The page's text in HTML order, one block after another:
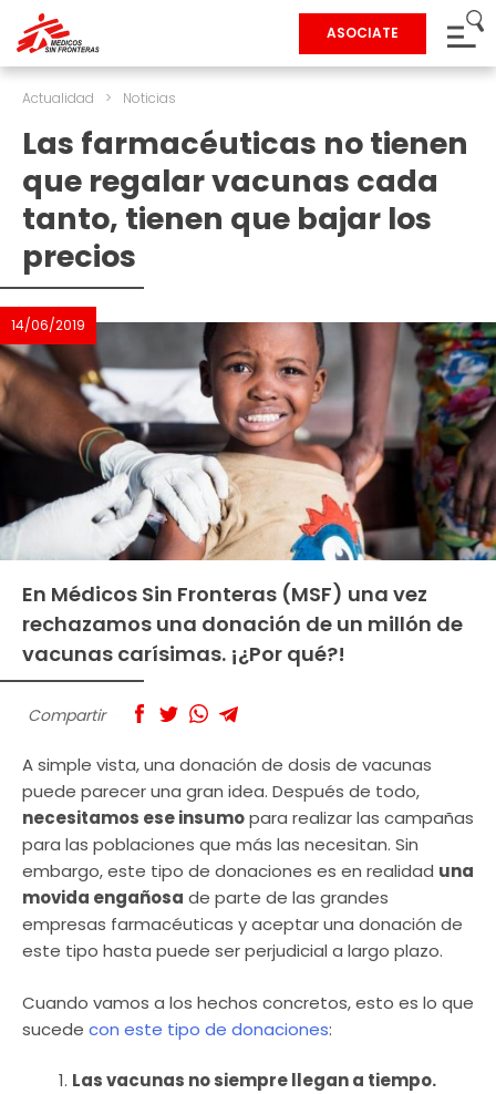
ASOCIATE
Actualidad > Noticias
Las farmacéuticas no tienen
que regalar vacunas cada
tanto, tienen que bajar los
precios
14/06/2019
En Médicos Sin Fronteras (MSF) una vez
rechazamos una donación de un millón de
vacunas carísimas. ¡¿Por qué?!
Compartir
A simple vista, una donación de dosis de vacunas
puede parecer una gran idea. Después de todo,
necesitamos ese insumopara realizar las campañas
para las poblaciones que más las necesitan. Sin
embargo, este tipo de donaciones es en realidad una
movida engañosa de parte de las grandes
empresas farmacéuticas y aceptar una donación de
este tipo hasta puede ser perjudicial a largo plazo.
Cuando vamos a los hechos concretos, esto es lo que
sucede con este tipo de donaciones:
Las vacunas no siempre llegan a tiempo.